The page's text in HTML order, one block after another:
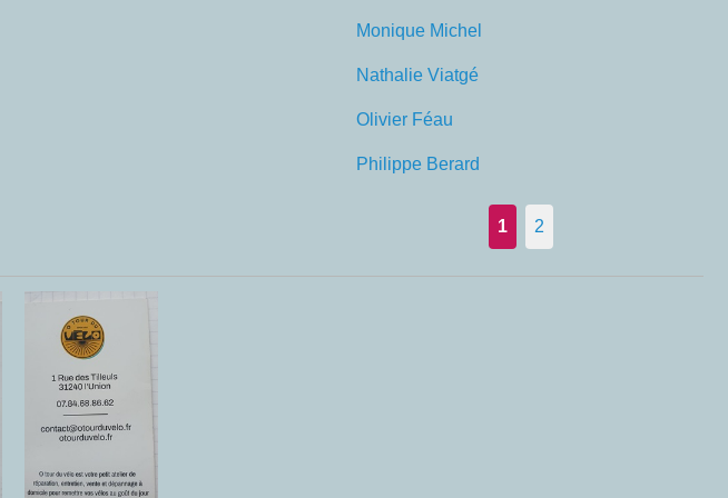
Monique Michel
Nathalie Viatgé
Olivier Féau
Philippe Berard
1 2